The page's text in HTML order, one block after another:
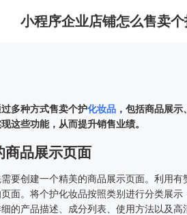
小程序企业店铺怎么售卖
多种方式售卖个护化妆品 ，包括商品展
这些功能，从而提升销售业绩。
商品展示页面
要创建一个精美的商品展示页面。利用
面。将个护化妆品按照类别进行分类展
的产品描述、成分列表、使用方法以及